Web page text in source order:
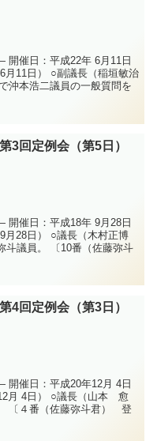
催日：平成22年 6月11日
月11日） ○副議長（稲垣敏治
本浩二議員の一般質問を
3回定例会（第5日）
催日：平成18年 9月28日
月28日） ○議長（木村正博
斗議員。 〔10番（佐藤弥斗
4回定例会（第3日）
催日：平成20年12月 4日
月 4日） ○議長（山本 愈
〔４番（佐藤弥斗君） 登